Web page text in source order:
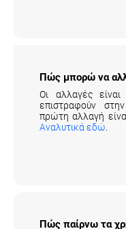
Οι αλλαγές
επιστραφούν
πρώτη αλλαγή
Αναλυτικά εδώ
επιστρέψω ένα